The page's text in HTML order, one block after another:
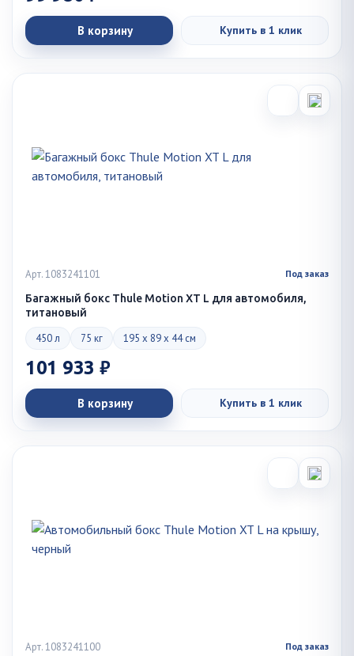
В корзину Купить в 1 клик
Арт. 1083241101 Под заказ
Багажный бокс Thule Motion XT L для автомобиля,
титановый
450 л 75 кг 195 x 89 x 44 см
101 933 ₽
В корзину Купить в 1 клик
Арт. 1083241100 Под заказ